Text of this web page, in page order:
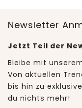
Newsletter
Jetzt Teil der
Bleibe mit
Von aktuellen
bis hin zu
du nichts mehr!